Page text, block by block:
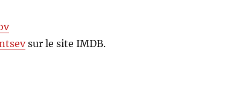
sur le site IMDB.